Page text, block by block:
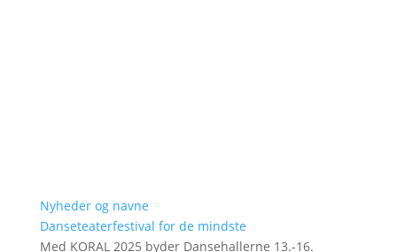
Nyheder og navne
Danseteaterfestival for de mindste
Med KORAL 2025 byder Dansehallerne 13.-16.